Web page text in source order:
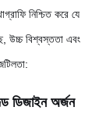
নিশ্চিত করে যে
উচ্চ বিশ্বস্ততা এবং
ডিজাইন অর্জন